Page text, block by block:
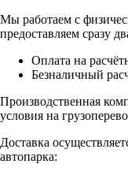
Мы работаем с
предоставляем сразу
Оплата на
Безналичный
Производственная
условия на
Доставка
автопарка: